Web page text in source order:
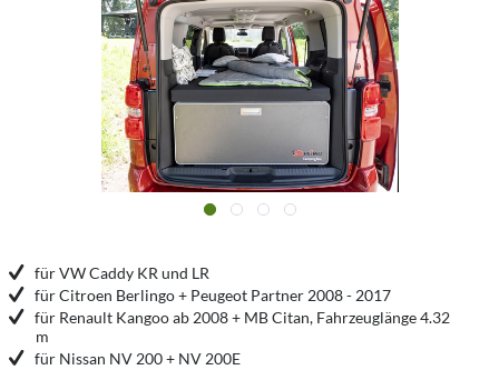
für VW Caddy KR und LR
für Citroen Berlingo + Peugeot Partner 2008 - 2017
für Renault Kangoo ab 2008 + MB Citan, Fahrzeuglänge 4.32
m
für Nissan NV 200 + NV 200E